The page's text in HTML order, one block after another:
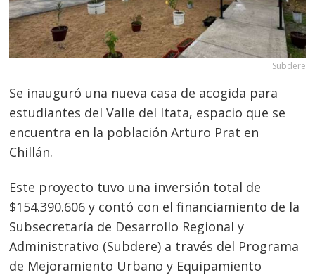
Subdere
Se inauguró una nueva casa de acogida para
estudiantes del Valle del Itata, espacio que se
encuentra en la población Arturo Prat en
Chillán.
Este proyecto tuvo una inversión total de
$154.390.606 y contó con el financiamiento de la
Subsecretaría de Desarrollo Regional y
Administrativo (Subdere) a través del Programa
de Mejoramiento Urbano y Equipamiento